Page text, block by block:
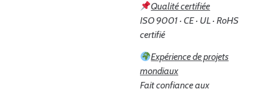
Qualité certifiée
ISO 9001 · CE · UL · RoHS
certifié
Expérience de projets
mondiaux
Fait confiance aux